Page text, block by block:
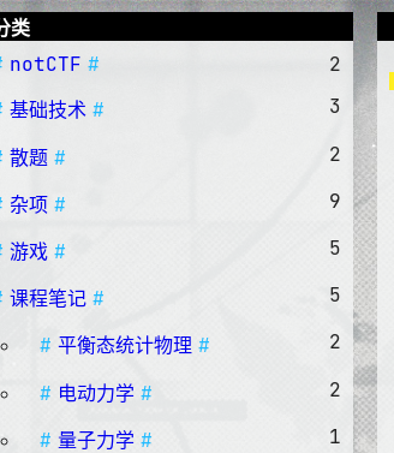
类
notCTF
2
基础技术
3
散题 2
杂项 9
游戏 5
课程笔记 5
平衡态统计物理 2
电动力学 2
量子力学 1